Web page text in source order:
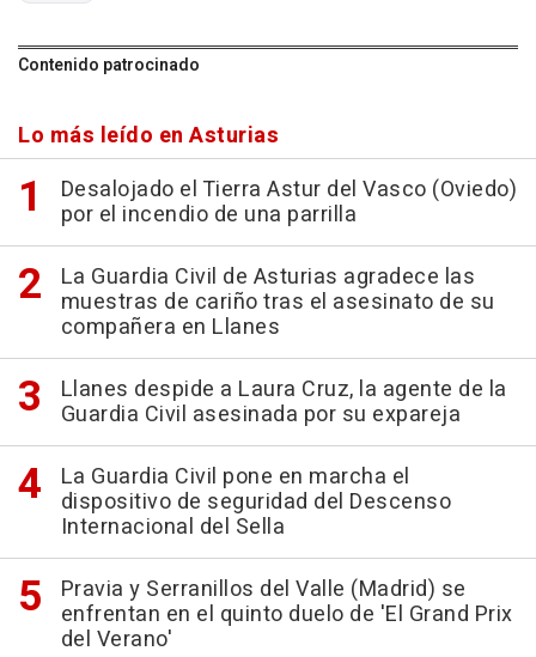
Contenido patrocinado
Lo más leído en Asturias
Desalojado el Tierra Astur del Vasco (Oviedo)
por el incendio de una parrilla
La Guardia Civil de Asturias agradece las
muestras de cariño tras el asesinato de su
compañera en Llanes
Llanes despide a Laura Cruz, la agente de la
Guardia Civil asesinada por su expareja
La Guardia Civil pone en marcha el
dispositivo de seguridad del Descenso
Internacional del Sella
Pravia y Serranillos del Valle (Madrid) se
enfrentan en el quinto duelo de 'El Grand Prix
del Verano'